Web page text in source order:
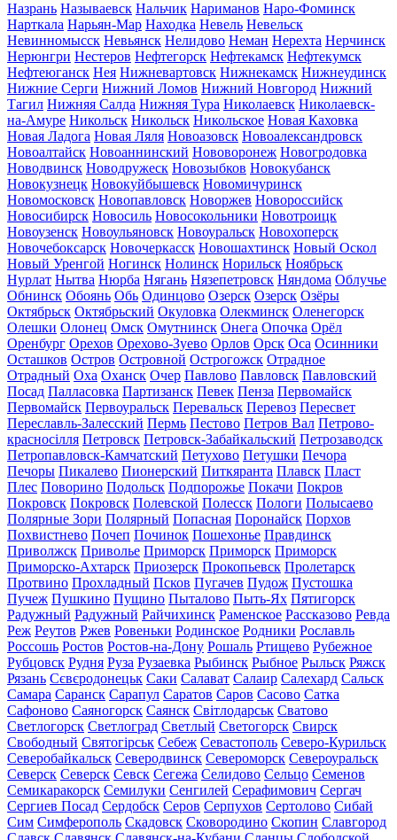
Назрань Называевск Нальчик Нариманов Наро-Фоминск
Нарткала Нарьян-Мар Находка Невель Невельск
Невинномысск Невьянск Нелидово Неман Нерехта Нерчинск
Нерюнгри Нестеров Нефтегорск Нефтекамск Нефтекумск
Нефтеюганск Нея Нижневартовск Нижнекамск Нижнеудинск
Нижние Серги Нижний Ломов Нижний Новгород Нижний
Тагил Нижняя Салда Нижняя Тура Николаевск Николаевск-
на-Амуре Никольск Никольск Никольское Новая Каховка
Новая Ладога Новая Ляля Новоазовск Новоалександровск
Новоалтайск Новоаннинский Нововоронеж Новогродовка
Новодвинск Новодружеск Новозыбков Новокубанск
Новокузнецк Новокуйбышевск Новомичуринск
Новомосковск Новопавловск Новоржев Новороссийск
Новосибирск Новосиль Новосокольники Новотроицк
Новоузенск Новоульяновск Новоуральск Новохоперск
Новочебоксарск Новочеркасск Новошахтинск Новый Оскол
Новый Уренгой Ногинск Нолинск Норильск Ноябрьск
Нурлат Нытва Нюрба Нягань Нязепетровск Няндома Облучье
Обнинск Обоянь Обь Одинцово Озерск Озерск Озёры
Октябрьск Октябрьский Окуловка Олекминск Оленегорск
Олешки Олонец Омск Омутнинск Онега Опочка Орёл
Оренбург Орехов Орехово-Зуево Орлов Орск Оса Осинники
Осташков Остров Островной Острогожск Отрадное
Отрадный Оха Оханск Очер Павлово Павловск Павловский
Посад Палласовка Партизанск Певек Пенза Первомайск
Первомайск Первоуральск Перевальск Перевоз Пересвет
Переславль-Залесский Пермь Пестово Петров Вал Петрово-
красносілля Петровск Петровск-Забайкальский Петрозаводск
Петропавловск-Камчатский Петухово Петушки Печора
Печоры Пикалево Пионерский Питкяранта Плавск Пласт
Плес Поворино Подольск Подпорожье Покачи Покров
Покровск Покровск Полевской Полесск Пологи Полысаево
Полярные Зори Полярный Попасная Поронайск Порхов
Похвистнево Почеп Починок Пошехонье Правдинск
Приволжск Приволье Приморск Приморск Приморск
Приморско-Ахтарск Приозерск Прокопьевск Пролетарск
Протвино Прохладный Псков Пугачев Пудож Пустошка
Пучеж Пушкино Пущино Пыталово Пыть-Ях Пятигорск
Радужный Радужный Райчихинск Раменское Рассказово Ревда
Реж Реутов Ржев Ровеньки Родинское Родники Рославль
Россошь Ростов Ростов-на-Дону Рошаль Ртищево Рубежное
Рубцовск Рудня Руза Рузаевка Рыбинск Рыбное Рыльск Ряжск
Рязань Сєвєродонецьк Саки Салават Салаир Салехард Сальск
Самара Саранск Сарапул Саратов Саров Сасово Сатка
Сафоново Саяногорск Саянск Світлодарськ Сватово
Светлогорск Светлоград Светлый Светогорск Свирск
Свободный Святогірськ Себеж Севастополь Северо-Курильск
Северобайкальск Северодвинск Североморск Североуральск
Северск Северск Севск Сегежа Селидово Сельцо Семенов
Семикаракорск Семилуки Сенгилей Серафимович Сергач
Сергиев Посад Сердобск Серов Серпухов Сертолово Сибай
Сим Симферополь Скадовск Сковородино Скопин Славгород